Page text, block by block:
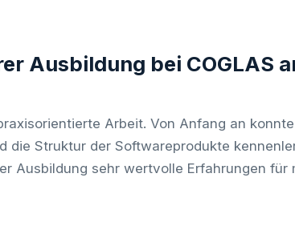
Ausbildung bei COGLAS
Arbeit. Von Anfang an
die Struktur der Softwareprodukte
Ausbildung sehr wertvolle Erfahrungen für